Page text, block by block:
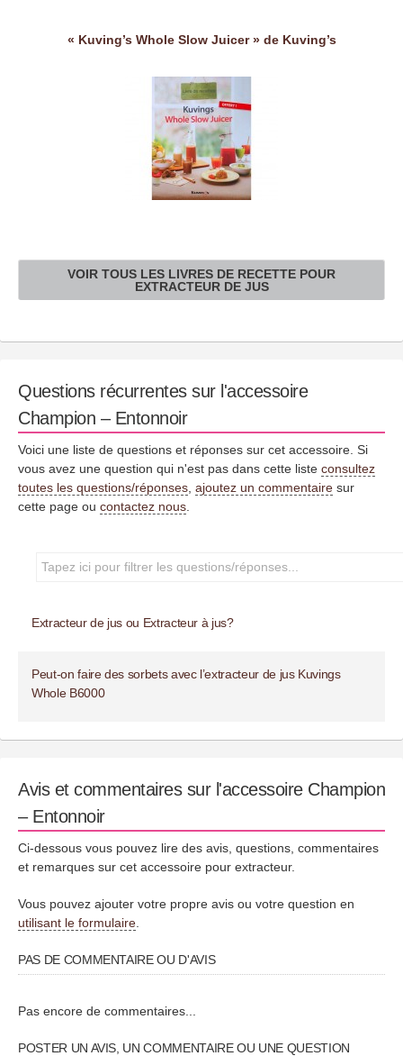
« Kuving’s Whole Slow Juicer » de Kuving’s
VOIR TOUS LES LIVRES DE RECETTE POUR
EXTRACTEUR DE JUS
Questions récurrentes sur l'accessoire
Champion – Entonnoir
Voici une liste de questions et réponses sur cet accessoire. Si
vous avez une question qui n'est pas dans cette liste consultez
toutes les questions/réponses ajoutez un commentaire sur
cette page ou contactez nous
Extracteur de jus ou Extracteur à jus?
Peut-on faire des sorbets avec l’extracteur de jus Kuvings
Whole B6000
Avis et commentaires sur l'accessoire Champion
– Entonnoir
Ci-dessous vous pouvez lire des avis, questions, commentaires
et remarques sur cet accessoire pour extracteur.
Vous pouvez ajouter votre propre avis ou votre question en
utilisant le formulaire
PAS DE COMMENTAIRE OU D'AVIS
Pas encore de commentaires...
POSTER UN AVIS, UN COMMENTAIRE OU UNE QUESTION